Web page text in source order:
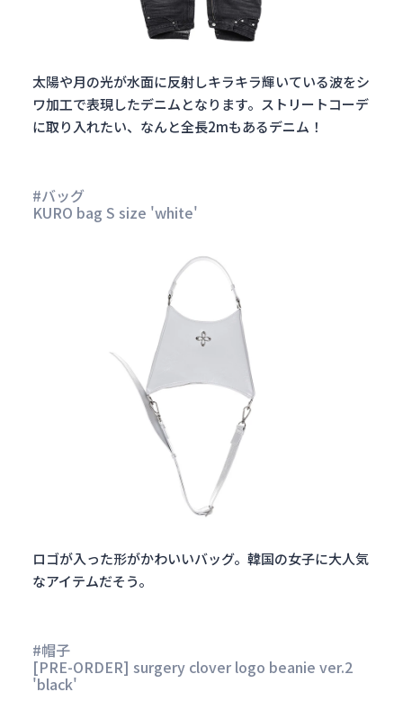
太陽や月の光が水面に反射しキラキラ輝いている波をシ
ワ加工で表現したデニムとなります。ストリートコーデ
に取り入れたい、なんと全長2mもあるデニム！
#バッグ
KURO bag S size 'white'
ロゴが入った形がかわいいバッグ。韓国の女子に大人気
なアイテムだそう。
#帽子
[PRE-ORDER] surgery clover logo beanie ver.2
'black'